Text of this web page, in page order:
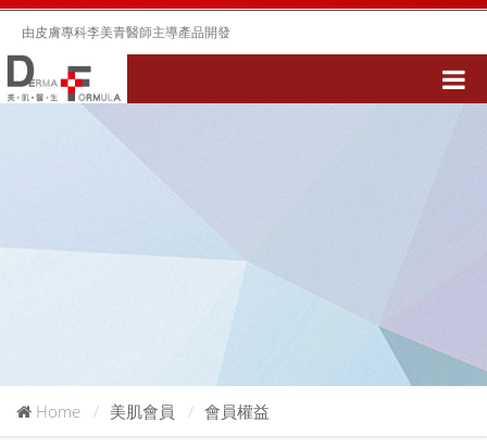
由皮膚專科李美青醫師主導產品開發
Home 美肌會員 會員權益